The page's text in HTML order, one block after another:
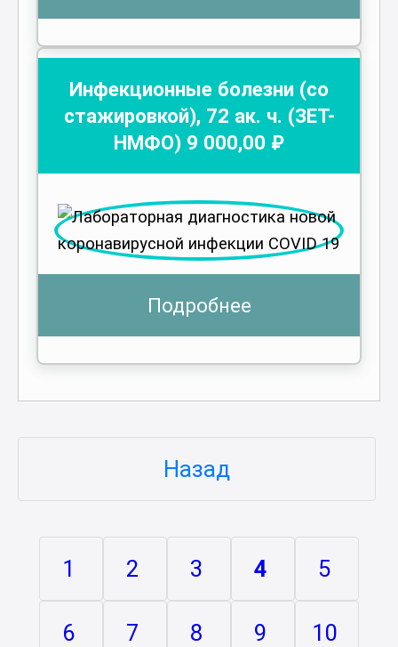
Инфекционные болезни (со
стажировкой), 72 ак. ч. (ЗЕТ-
НМФО) 9 000,00 ₽
Подробнее
Назад
1 2 3 4 5
6 7 8 9 10